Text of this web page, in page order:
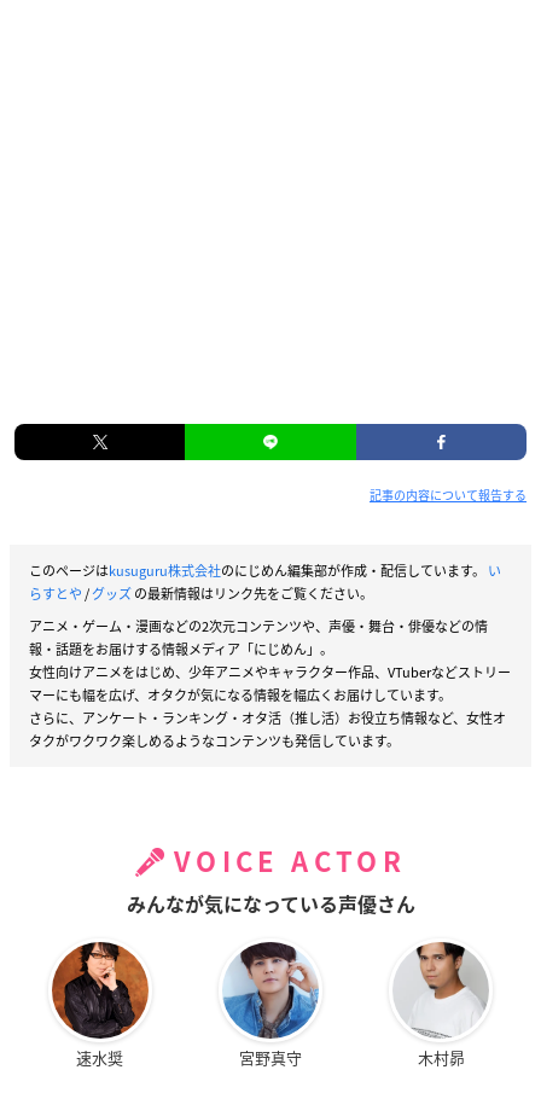
記事の内容について報告する
このページはkusuguru株式会社のにじめん編集部が作成・配信しています。 い
らすとや/グッズの最新情報はリンク先をご覧ください。
アニメ・ゲーム・漫画などの2次元コンテンツや、声優・舞台・俳優などの情
報・話題をお届けする情報メディア「にじめん」。
女性向けアニメをはじめ、少年アニメやキャラクター作品、VTuberなどストリー
マーにも幅を広げ、オタクが気になる情報を幅広くお届けしています。
さらに、アンケート・ランキング・オタ活（推し活）お役立ち情報など、女性オ
タクがワクワク楽しめるようなコンテンツも発信しています。
VOICE ACTOR
みんなが気になっている声優さん
速水奨 宮野真守 木村昴